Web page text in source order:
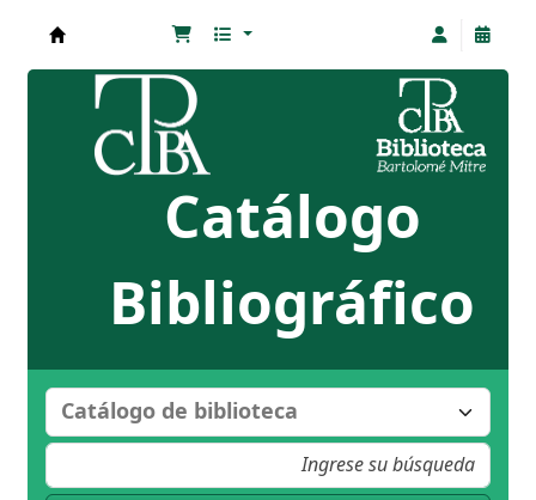
Biblioteca Bartolomé Mitre
Catálogo
Bibliográfico